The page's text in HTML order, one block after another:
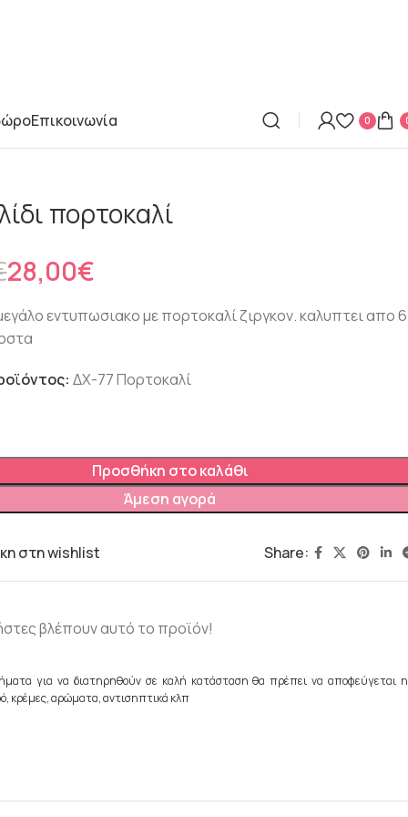
Επικοινωνία 0
πορτοκαλί
28,00€
εντυπωσιακο με πορτοκαλί ζιργκον. καλυπτει απο 6
ΔΧ-77 Πορτοκαλί
Προσθήκη στο καλάθι
Άμεση αγορά
στη wishlist Share:
βλέπουν αυτό το προϊόν!
για να διατηρηθούν σε καλή κατάσταση θα πρέπει να αποφεύγεται η
κρέμες, αρώματα, αντισηπτικά κλπ